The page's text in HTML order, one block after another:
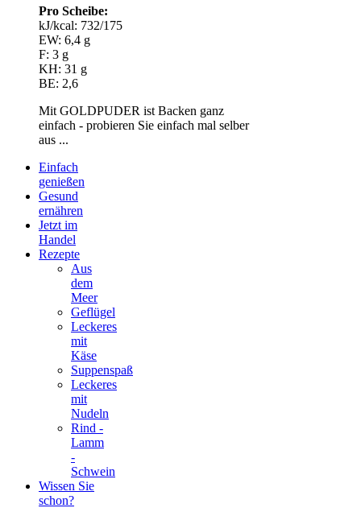
Pro Scheibe:
kJ/kcal: 732/175
EW: 6,4 g
F: 3 g
KH: 31 g
BE: 2,6
Mit GOLDPUDER ist Backen ganz
einfach - probieren Sie einfach mal selber
aus ...
Einfach
genießen
Gesund
ernähren
Jetzt im
Handel
Rezepte
Aus
dem
Meer
Geflügel
Leckeres
mit
Käse
Suppenspaß
Leckeres
mit
Nudeln
Rind -
Lamm
-
Schwein
Wissen Sie
schon?